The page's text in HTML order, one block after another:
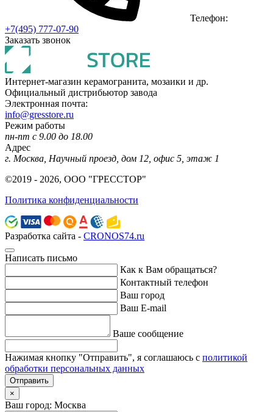
Телефон:
+7(495) 777-07-90
Заказать звонок
Интернет-магазин керамогранита, мозаики и др.
Официальный дистрибьютор завода
Электронная почта:
info@gresstore.ru
Режим работы
пн-пт с 9.00 до 18.00
Адрес
г. Москва, Научный проезд, дом 12, офис 5, этаж 1
©2019 - 2026, ООО "ГРЕССТОР"
Политика конфиденциальности
Разработка сайта - CRONOS74.ru
Написать письмо
Как к Вам обращаться?
Контактный телефон
Ваш город
Ваш E-mail
Ваше сообщение
Нажимая кнопку "Отправить", я соглашаюсь с политикой
обработки персональных данных
Отправить
×
Ваш город: Москва